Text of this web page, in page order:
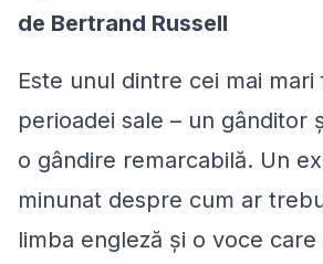
de Bertrand Russell
Este unul dintre cei mai mari
perioadei sale – un gânditor
o gândire remarcabilă. Un
minunat despre cum ar
limba engleză şi o voce